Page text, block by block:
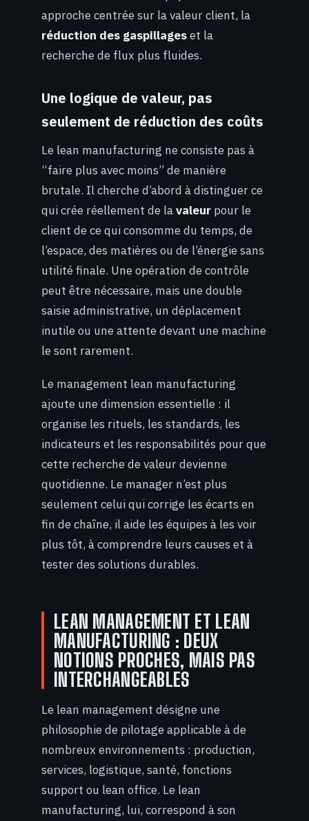
approche centrée sur la valeur client, la
réduction des gaspillageset la
recherche de flux plus fluides.
Une logique de valeur, pas
seulement de réduction des coûts
Le lean manufacturing ne consiste pas à
“faire plus avec moins” de manière
brutale. Il cherche d’abord à distinguer ce
qui crée réellement de lavaleur pour le
client de ce qui consomme du temps, de
l’espace, des matières ou de l’énergie sans
utilité finale. Une opération de contrôle
peut être nécessaire, mais une double
saisie administrative, un déplacement
inutile ou une attente devant une machine
le sont rarement.
Le management lean manufacturing
ajoute une dimension essentielle : il
organise les rituels, les standards, les
indicateurs et les responsabilités pour que
cette recherche de valeur devienne
quotidienne. Le manager n’est plus
seulement celui qui corrige les écarts en
fin de chaîne, il aide les équipes à les voir
plus tôt, à comprendre leurs causes et à
tester des solutions durables.
LEAN MANAGEMENT ET LEAN
MANUFACTURING : DEUX
NOTIONS PROCHES, MAIS PAS
INTERCHANGEABLES
Le lean management désigne une
philosophie de pilotage applicable à de
nombreux environnements : production,
services, logistique, santé, fonctions
support ou lean office. Le lean
manufacturing, lui, correspond à son